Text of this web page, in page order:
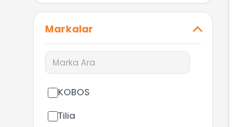
Markalar
KOBOS
Tilia